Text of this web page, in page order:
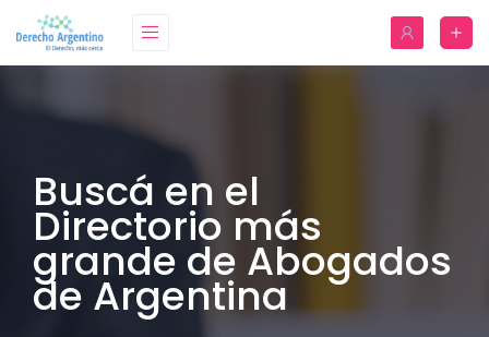
Buscá en el
Directorio más
grande de Abogados
de Argentina